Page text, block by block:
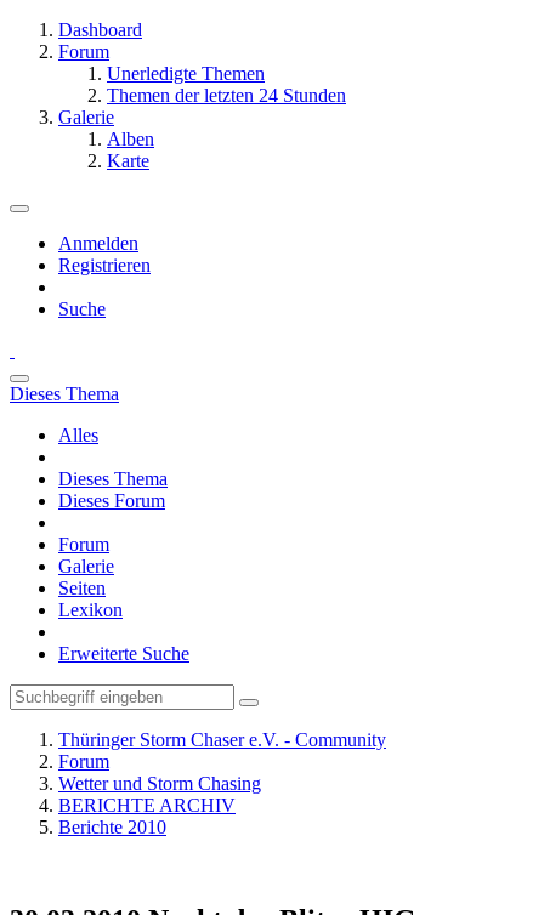
Dashboard
Forum
Unerledigte Themen
Themen der letzten 24 Stunden
Galerie
Alben
Karte
Anmelden
Registrieren
Suche
Dieses Thema
Alles
Dieses Thema
Dieses Forum
Forum
Galerie
Seiten
Lexikon
Erweiterte Suche
Thüringer Storm Chaser e.V. - Community
Forum
Wetter und Storm Chasing
BERICHTE ARCHIV
Berichte 2010